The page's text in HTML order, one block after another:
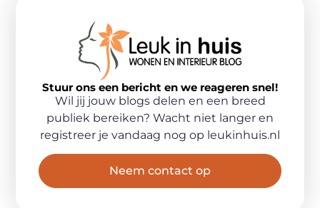
Stuur ons een bericht en we reageren snel!
Wil jij jouw blogs delen en een breed
publiek bereiken? Wacht niet langer en
registreer je vandaag nog op leukinhuis.nl
Neem contact op